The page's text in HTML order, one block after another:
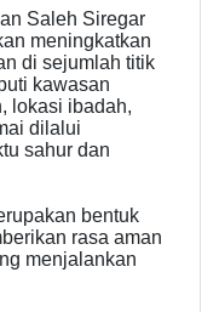
Saleh Siregar
meningkatkan
di sejumlah titik
kawasan
lokasi ibadah,
dilalui
sahur dan
bentuk
rasa aman
menjalankan